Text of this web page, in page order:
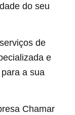
do seu
de
e
a sua
Chamar